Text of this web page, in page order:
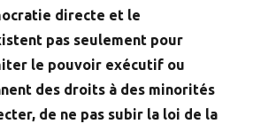
directe et le
pas seulement pour
le pouvoir exécutif ou
des droits à des minorités
de ne pas subir la loi de la